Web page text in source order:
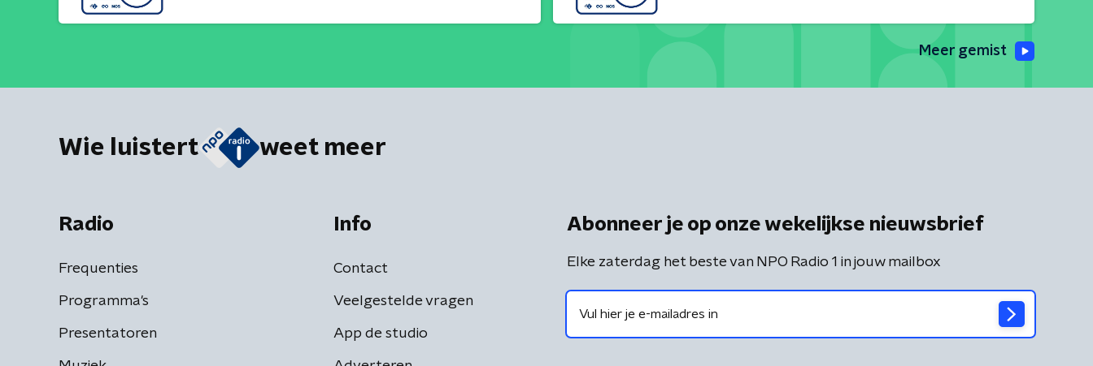
Meer gemist
Wie luistert weet meer
Radio
Frequenties
Programma's
Presentatoren
Info
Contact
Veelgestelde vragen
App de studio
Abonneer je op onze wekelijkse nieuwsbrief
Elke zaterdag het beste van NPO Radio 1 in jouw mailbox